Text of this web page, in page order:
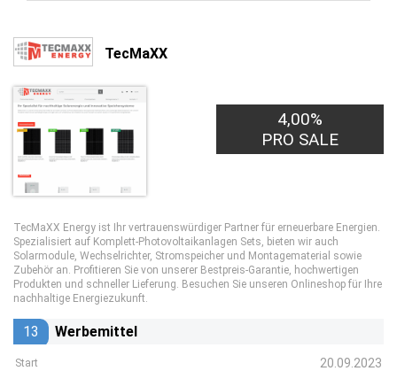
TecMaXX
4,00%
PRO SALE
TecMaXX Energy ist Ihr vertrauenswürdiger Partner für erneuerbare Energien.
Spezialisiert auf Komplett-Photovoltaikanlagen Sets, bieten wir auch
Solarmodule, Wechselrichter, Stromspeicher und Montagematerial sowie
Zubehör an. Profitieren Sie von unserer Bestpreis-Garantie, hochwertigen
Produkten und schneller Lieferung. Besuchen Sie unseren Onlineshop für Ihre
nachhaltige Energiezukunft.
13 Werbemittel
Start 20.09.2023